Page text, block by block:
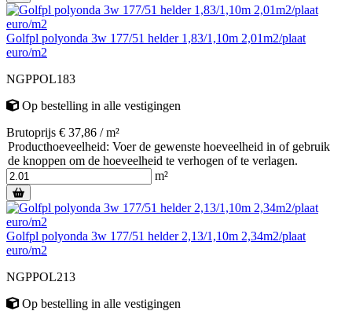
Golfpl polyonda 3w 177/51 helder 1,83/1,10m 2,01m2/plaat
euro/m2
NGPPOL183
Op bestelling in alle vestigingen
Brutoprijs € 37,86 / m²
Producthoeveelheid: Voer de gewenste hoeveelheid in of gebruik
de knoppen om de hoeveelheid te verhogen of te verlagen.
m²
Golfpl polyonda 3w 177/51 helder 2,13/1,10m 2,34m2/plaat
euro/m2
NGPPOL213
Op bestelling in alle vestigingen